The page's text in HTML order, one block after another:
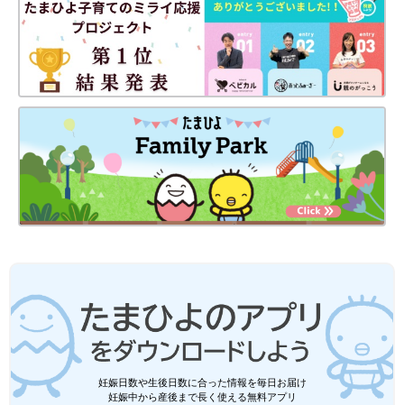
妊娠日数や生後日数に合った情報を毎日お届け
妊娠中から産後まで長く使える無料アプリ